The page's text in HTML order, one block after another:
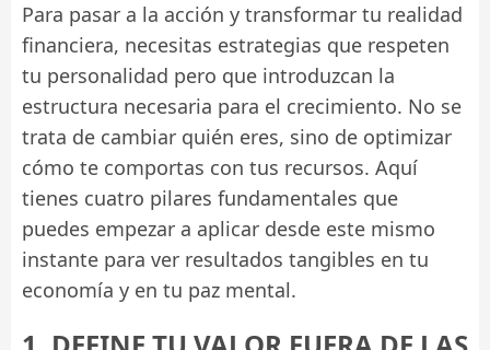
Para pasar a la acción y transformar tu realidad
financiera, necesitas estrategias que respeten
tu personalidad pero que introduzcan la
estructura necesaria para el crecimiento. No se
trata de cambiar quién eres, sino de optimizar
cómo te comportas con tus recursos. Aquí
tienes cuatro pilares fundamentales que
puedes empezar a aplicar desde este mismo
instante para ver resultados tangibles en tu
economía y en tu paz mental.